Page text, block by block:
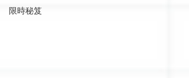
限時秘笈